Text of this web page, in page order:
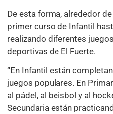
De esta forma, alrededor
primer curso de Infantil
realizando diferentes
deportivas de El Fuerte.
“En Infantil están
juegos populares. En
al pádel, al beisbol y al
Secundaria están